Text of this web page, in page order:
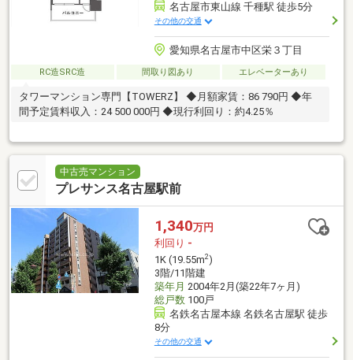
名古屋市東山線 千種駅 徒歩5分
その他の交通
愛知県名古屋市中区栄３丁目
RC造SRC造 間取り図あり エレベーターあり
タワーマンション専門【TOWERZ】 ◆月額家賃：86 790円 ◆年
間予定賃料収入：24 500 000円 ◆現行利回り：約4.25％
中古売マンション
プレサンス名古屋駅前
1,340万円
利回り -
1K (19.55m2)
3階/11階建
築年月 2004年2月(築22年7ヶ月)
総戸数100戸
名鉄名古屋本線 名鉄名古屋駅 徒歩
8分
その他の交通